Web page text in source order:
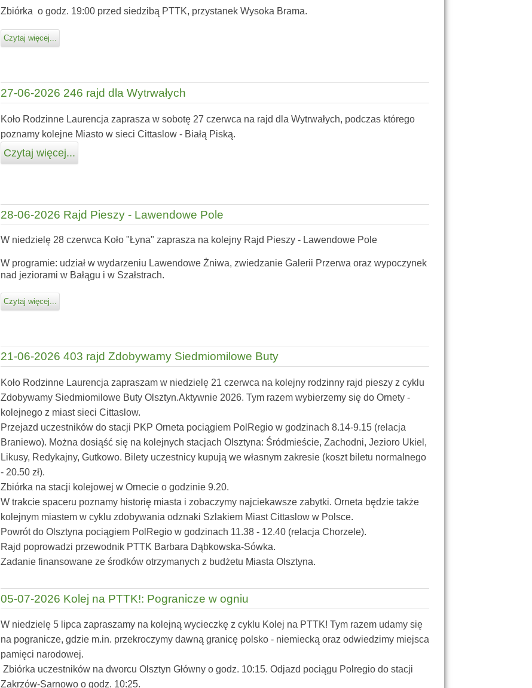
Zbiórka o godz. 19:00 przed siedzibą PTTK, przystanek Wysoka Brama.
Czytaj więcej...
27-06-2026 246 rajd dla Wytrwałych
Koło Rodzinne Laurencja zaprasza w sobotę 27 czerwca na rajd dla Wytrwałych, podczas którego
poznamy kolejne Miasto w sieci Cittaslow - Białą Piską.
Czytaj więcej...
28-06-2026 Rajd Pieszy - Lawendowe Pole
W niedzielę 28 czerwca Koło "Łyna" zaprasza na kolejny Rajd Pieszy - Lawendowe Pole
W programie: udział w wydarzeniu Lawendowe Żniwa, zwiedzanie Galerii Przerwa oraz wypoczynek
nad jeziorami w Bałągu i w Szałstrach.
Czytaj więcej...
21-06-2026 403 rajd Zdobywamy Siedmiomilowe Buty
Koło Rodzinne Laurencja zapraszam w niedzielę 21 czerwca na kolejny rodzinny rajd pieszy z cyklu
Zdobywamy Siedmiomilowe Buty Olsztyn.Aktywnie 2026. Tym razem wybierzemy się do Ornety -
kolejnego z miast sieci Cittaslow.
Przejazd uczestników do stacji PKP Orneta pociągiem PolRegio w godzinach 8.14-9.15 (relacja
Braniewo). Można dosiąść się na kolejnych stacjach Olsztyna: Śródmieście, Zachodni, Jezioro Ukiel,
Likusy, Redykajny, Gutkowo. Bilety uczestnicy kupują we własnym zakresie (koszt biletu normalnego
- 20.50 zł).
Zbiórka na stacji kolejowej w Ornecie o godzinie 9.20.
W trakcie spaceru poznamy historię miasta i zobaczymy najciekawsze zabytki. Orneta będzie także
kolejnym miastem w cyklu zdobywania odznaki Szlakiem Miast Cittaslow w Polsce.
Powrót do Olsztyna pociągiem PolRegio w godzinach 11.38 - 12.40 (relacja Chorzele).
Rajd poprowadzi przewodnik PTTK Barbara Dąbkowska-Sówka.
Zadanie finansowane ze środków otrzymanych z budżetu Miasta Olsztyna.
05-07-2026 Kolej na PTTK!: Pogranicze w ogniu
W niedzielę 5 lipca zapraszamy na kolejną wycieczkę z cyklu Kolej na PTTK! Tym razem udamy się
na pogranicze, gdzie m.in. przekroczymy dawną granicę polsko - niemiecką oraz odwiedzimy miejsca
pamięci narodowej.
Zbiórka uczestników na dworcu Olsztyn Główny o godz. 10:15. Odjazd pociągu Polregio do stacji
Zakrzów-Sarnowo o godz. 10:25.